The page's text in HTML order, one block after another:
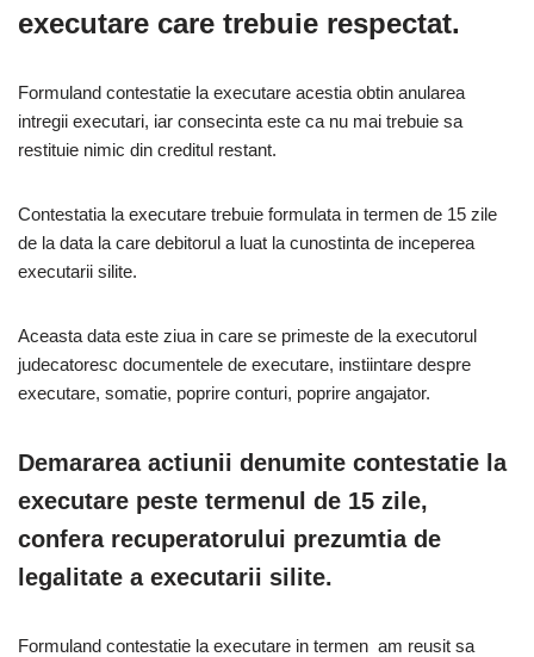
executare care trebuie respectat.
Formuland contestatie la executare acestia obtin anularea
intregii executari, iar consecinta este ca nu mai trebuie sa
restituie nimic din creditul restant.
Contestatia la executare trebuie formulata in termen de 15 zile
de la data la care debitorul a luat la cunostinta de inceperea
executarii silite.
Aceasta data este ziua in care se primeste de la executorul
judecatoresc documentele de executare, instiintare despre
executare, somatie, poprire conturi, poprire angajator.
Demararea actiunii denumite contestatie la
executare peste termenul de 15 zile,
confera recuperatorului prezumtia de
legalitate a executarii silite.
Formuland contestatie la executare in termen am reusit sa